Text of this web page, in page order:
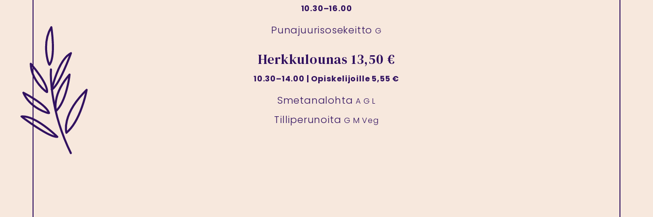
10.30–16.00
PunajuurisosekeittoG
Herkkulounas 13,50 €
10.30–14.00 | Opiskelijoille 5,55 €
SmetanalohtaA G L
TilliperunoitaG M Veg